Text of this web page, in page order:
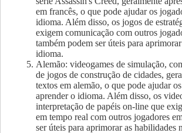
em francês, o que pode ajudar os
idioma. Além disso, os jogos de
exigem comunicação com outros
também podem ser úteis para
idioma.
Alemão: videogames de simulação,
de jogos de construção de cidades,
textos em alemão, o que pode ajudar
aprender o idioma. Além disso, os
interpretação de papéis on-line que
em tempo real com outros jogadores
ser úteis para aprimorar as habilidades